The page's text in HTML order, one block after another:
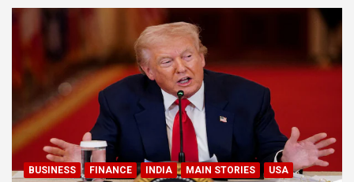
BUSINESS FINANCE INDIA MAIN STORIES
USA